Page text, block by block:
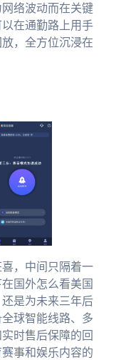
络波动而在关键
在通勤路上用手
，全方位沉浸在
，中间只隔着一
国外怎么看美国
是为未来三年后
球智能线路、多
时售后保障的回
事和娱乐内容的